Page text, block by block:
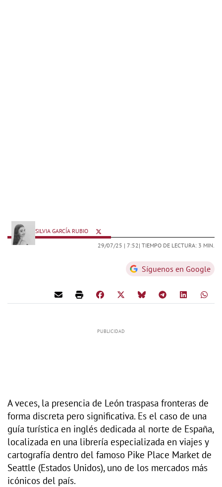
SILVIA GARCÍA RUBIO
29/07/25 | 7:52| TIEMPO DE LECTURA: 3 MIN.
Síguenos en Google
A veces, la presencia de León traspasa fronteras de
forma discreta pero significativa. Es el caso de una
guía turística en inglés dedicada al norte de España,
localizada en una librería especializada en viajes y
cartografía dentro del famoso Pike Place Market de
Seattle (Estados Unidos), uno de los mercados más
icónicos del país.